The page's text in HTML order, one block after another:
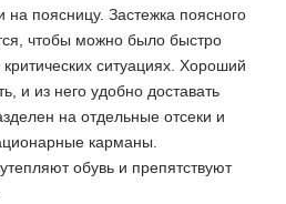
на поясницу. Застежка поясного
чтобы можно было быстро
критических ситуациях. Хороший
и из него удобно доставать
на отдельные отсеки и
карманы.
обувь и препятствуют